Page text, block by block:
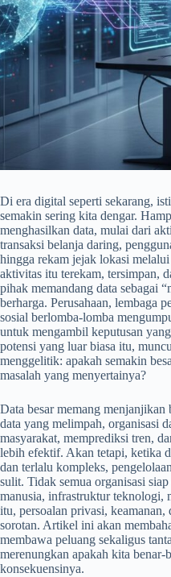
Di era digital seperti sekarang,
semakin sering kita dengar.
menghasilkan data, mulai dari
transaksi belanja daring,
hingga rekam jejak lokasi
aktivitas itu terekam, tersimpan,
pihak memandang data sebagai
berharga. Perusahaan, lembaga
sosial berlomba-lomba
untuk mengambil keputusan
potensi yang luar biasa itu,
menggelitik: apakah semakin
masalah yang menyertainya?
Data besar memang
data yang melimpah, organisasi
masyarakat, memprediksi tren,
lebih efektif. Akan tetapi, ketika
dan terlalu kompleks,
sulit. Tidak semua organisasi
manusia, infrastruktur teknologi,
itu, persoalan privasi, keamanan,
sorotan. Artikel ini akan
membawa peluang sekaligus
merenungkan apakah kita benar-
konsekuensinya.